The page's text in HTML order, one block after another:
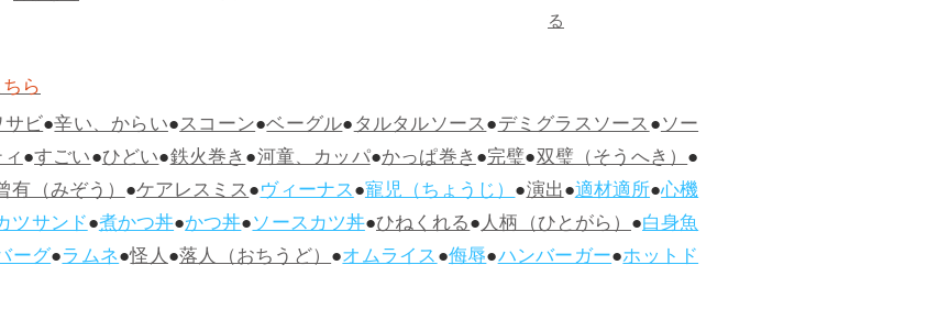
る
ら
ビ●辛い、からい●スコーン●ベーグル●タルタルソース●デミグラスソース●ソー
●すごい●ひどい●鉄火巻き●河童、カッパ●かっぱ巻き●完璧●双璧（そうへき）●
有（みぞう）●ケアレスミス●ヴィーナス●寵児（ちょうじ）●演出●適材適所●心機
ツサンド●煮かつ丼●かつ丼●ソースカツ丼●ひねくれる●人柄（ひとがら）●白身魚
ーグ●ラムネ●怪人●落人（おちうど）●オムライス●侮辱●ハンバーガー●ホットド